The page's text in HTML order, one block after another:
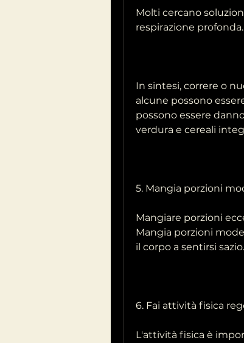
Molti cercano
respirazione profonda.
In sintesi, correre o
alcune possono
possono essere
verdura e cereali
5. Mangia porzioni
Mangiare porzioni
Mangia porzioni
il corpo a sentirsi sazio.
6. Fai attività fisica
L'attività fisica è